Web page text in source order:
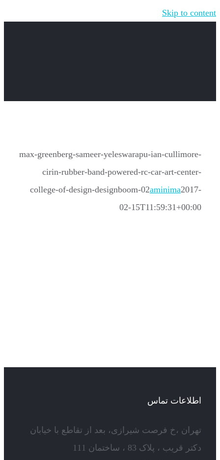
Skip to content
max-greenberg-sameer-yeleswarapu-ian-cullimore-
cirin-rubber-band-powered-rc-car-art-center-
college-of-design-designboom-02aminima2017-
02-15T11:59:31+00:00
اطلاعات تماس
تهران ،خ فرصت شیرازی، بعد از تقاطع با خیابان
دکتر قریب ، پلاک 83 ، ساختمان 111